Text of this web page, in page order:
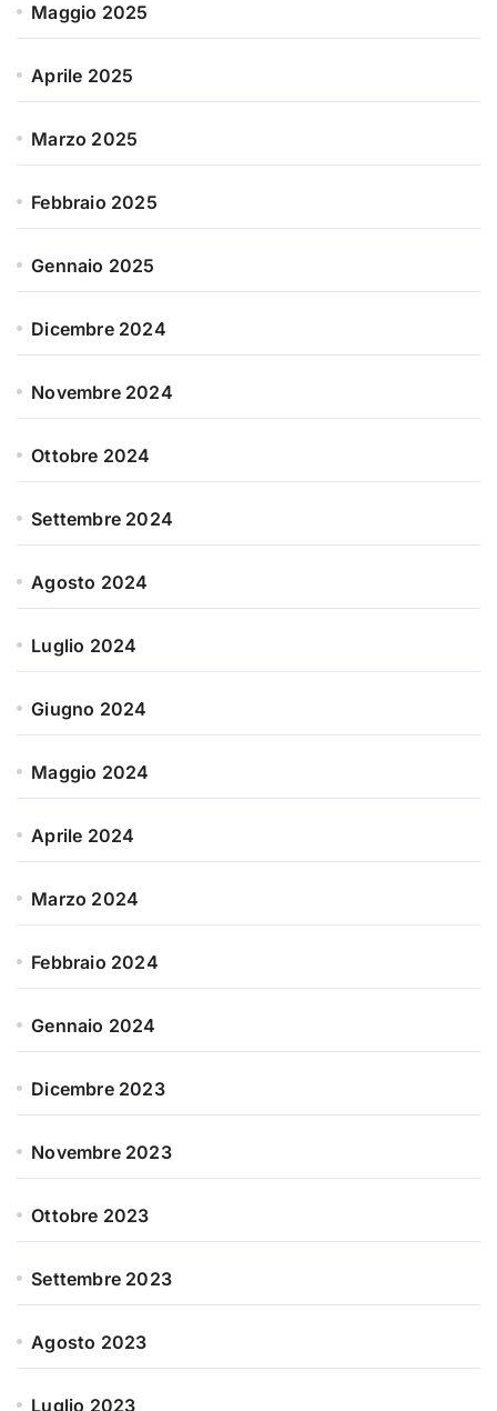
Maggio 2025
Aprile 2025
Marzo 2025
Febbraio 2025
Gennaio 2025
Dicembre 2024
Novembre 2024
Ottobre 2024
Settembre 2024
Agosto 2024
Luglio 2024
Giugno 2024
Maggio 2024
Aprile 2024
Marzo 2024
Febbraio 2024
Gennaio 2024
Dicembre 2023
Novembre 2023
Ottobre 2023
Settembre 2023
Agosto 2023
Luglio 2023